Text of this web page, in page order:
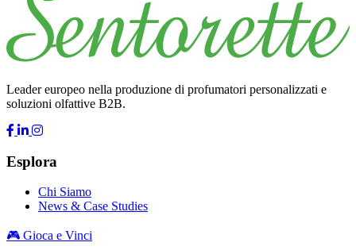
Leader europeo nella produzione di profumatori personalizzati e
soluzioni olfattive B2B.
Esplora
Chi Siamo
News & Case Studies
🎮 Gioca e Vinci